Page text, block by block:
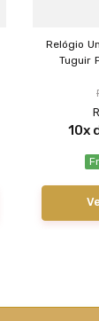
Relógio
Tuguir
10